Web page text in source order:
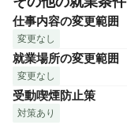
仕事内容の変更範囲
変更なし
就業場所の変更範囲
変更なし
受動喫煙防止策
対策あり